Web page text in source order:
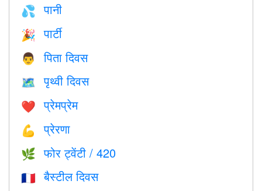
💦 पानी
🎉 पार्टी
👨 पिता दिवस
🗺️ पृथ्वी दिवस
❤️️ प्रेमप्रेम
💪 प्रेरणा
🌿 फोर ट्वेंटी / 420
🇫🇷 बैस्टील दिवस